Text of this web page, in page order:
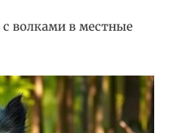
волками в местные